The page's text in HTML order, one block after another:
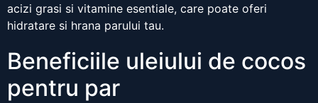
acizi grasi si vitamine esentiale, care poate oferi
hidratare si hrana parului tau.
Beneficiile uleiului de cocos
pentru par